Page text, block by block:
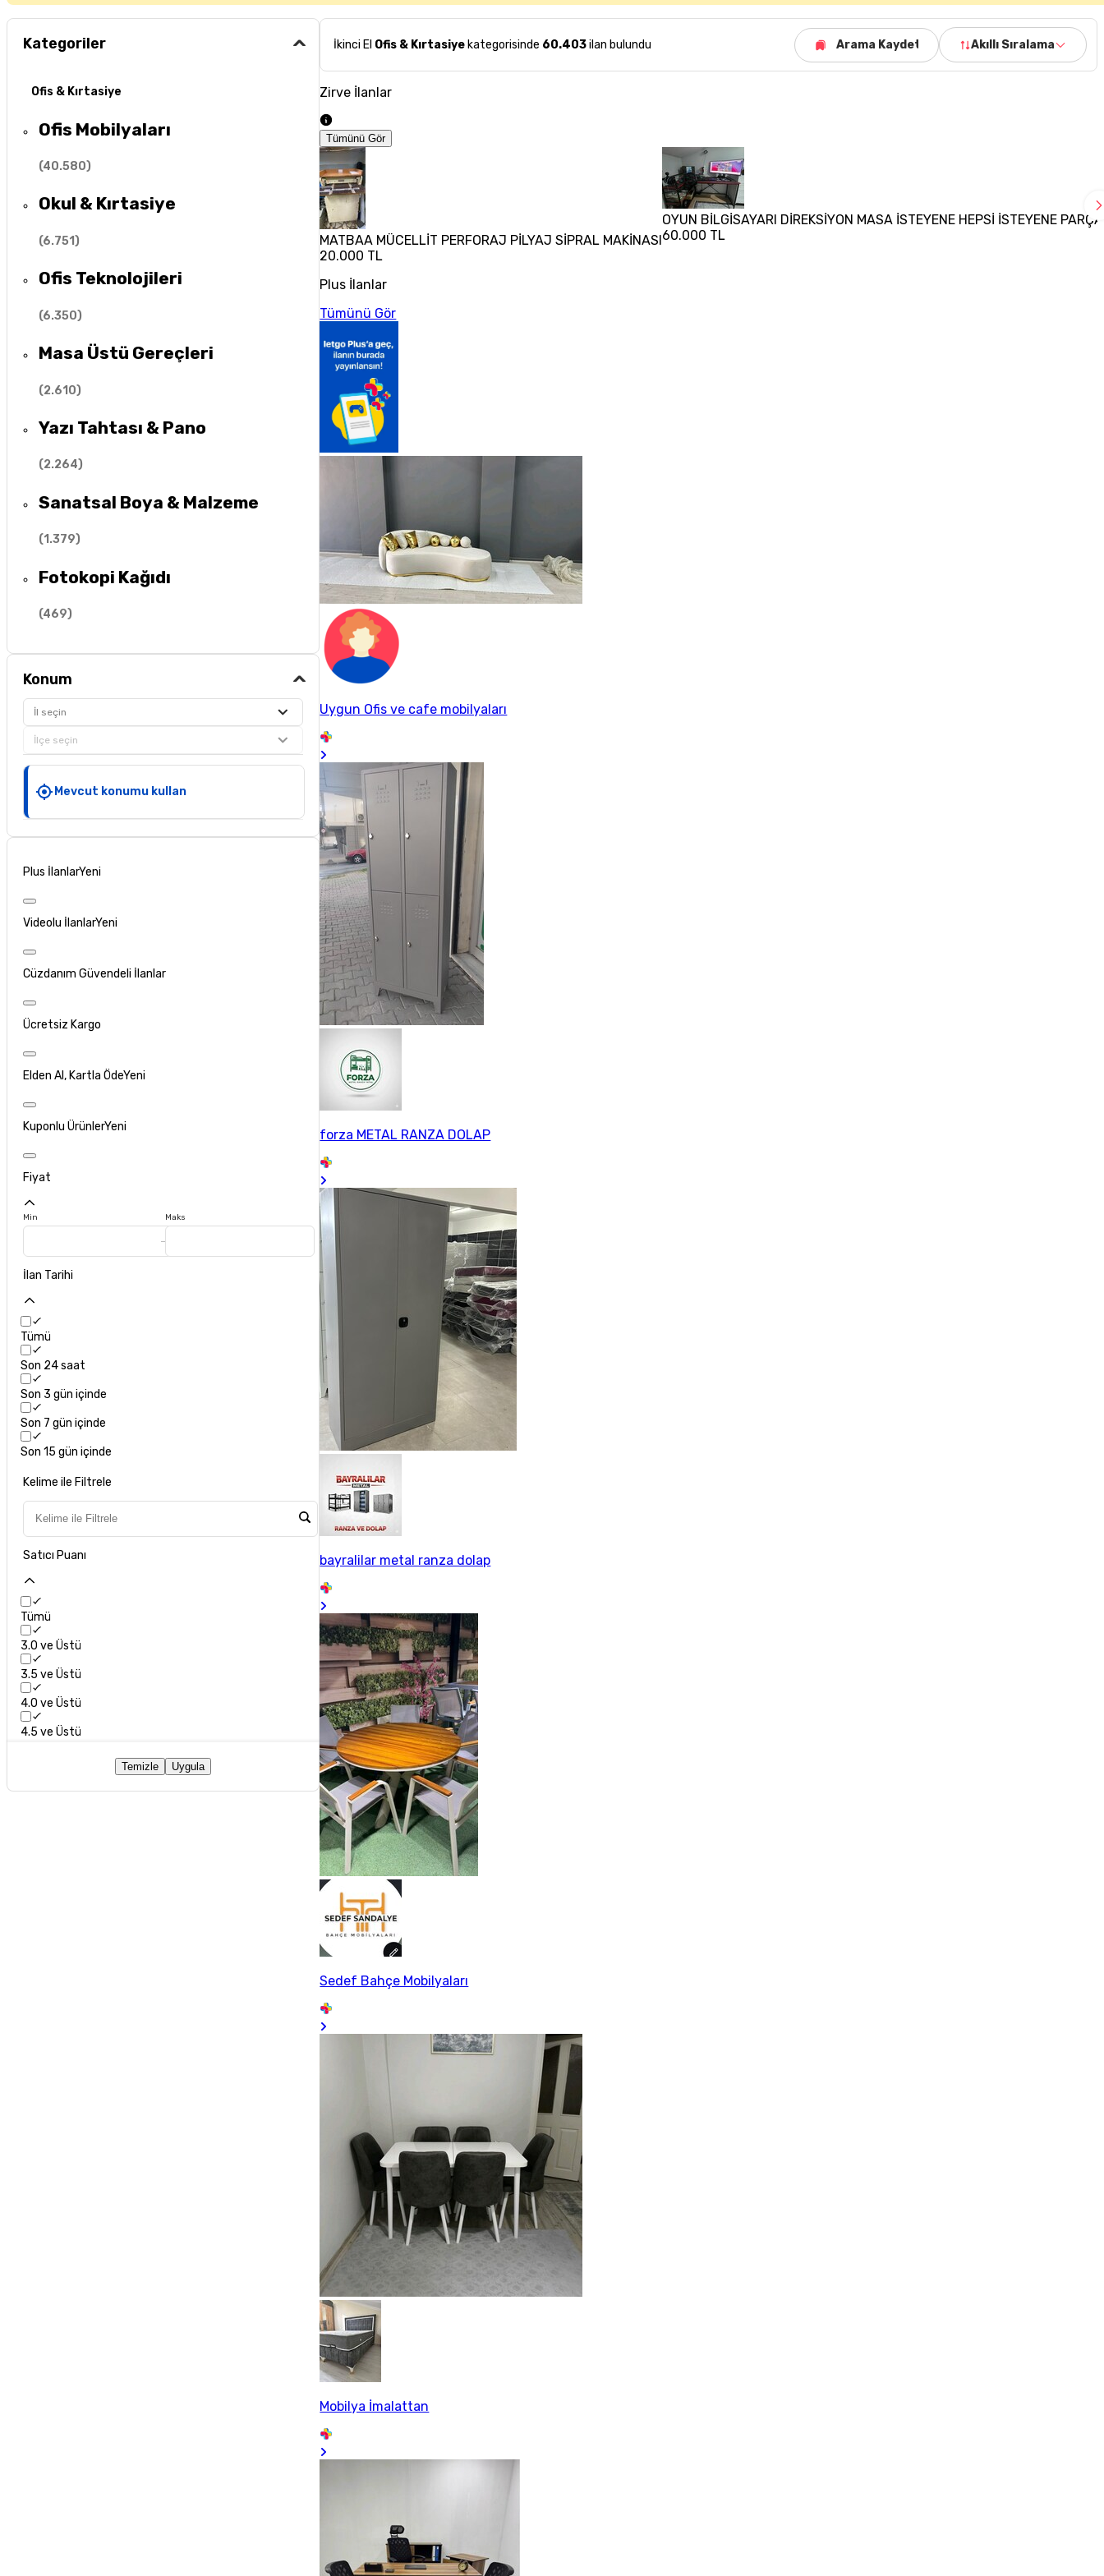
Kategoriler
Ofis & Kırtasiye
Ofis Mobilyaları
(40.580)
Okul & Kırtasiye
(6.751)
Ofis Teknolojileri
(6.350)
Masa Üstü Gereçleri
(2.610)
Yazı Tahtası & Pano
(2.264)
Sanatsal Boya & Malzeme
(1.379)
Fotokopi Kağıdı
(469)
Konum
İl seçin
İlçe seçin
Mevcut konumu kullan
Plus İlanlarYeni
Videolu İlanlarYeni
Cüzdanım Güvendeli İlanlar
Ücretsiz Kargo
Elden Al, Kartla ÖdeYeni
Kuponlu ÜrünlerYeni
Fiyat
Min Maks
İlan Tarihi
Tümü
Son 24 saat
Son 3 gün içinde
Son 7 gün içinde
Son 15 gün içinde
Kelime ile Filtrele
Satıcı Puanı
Tümü
3.0 ve Üstü
3.5 ve Üstü
4.0 ve Üstü
4.5 ve Üstü
Temizle Uygula
İkinci El Ofis & Kırtasiye kategorisinde 60.403ilan bulundu Arama Kaydet Akıllı Sıralama
Zirve İlanlar
Tümünü Gör
MATBAA MÜCELLİT PERFORAJ PİLYAJ SİPRAL MAKİNASI
20.000 TL
OYUN BİLGİSAYARI DİREKSİYON MASA İSTEYENE HEPSİ İSTEYENE
60.000 TL
Plus İlanlar
Tümünü Gör
Uygun Ofis ve cafe mobilyaları
forza METAL RANZA DOLAP
bayralilar metal ranza dolap
Sedef Bahçe Mobilyaları
Mobilya İmalattan